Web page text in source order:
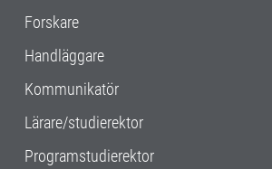
Forskare
Handläggare
Kommunikatör
Lärare/studierektor
Programstudierektor